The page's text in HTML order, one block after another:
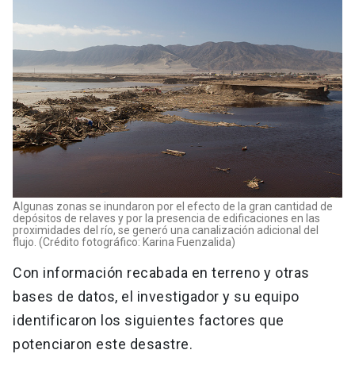
Algunas zonas se inundaron por el efecto de la gran cantidad de
depósitos de relaves y por la presencia de edificaciones en las
proximidades del río, se generó una canalización adicional del
flujo. (Crédito fotográfico: Karina Fuenzalida)
Con información recabada en terreno y otras
bases de datos, el investigador y su equipo
identificaron los siguientes factores que
potenciaron este desastre.